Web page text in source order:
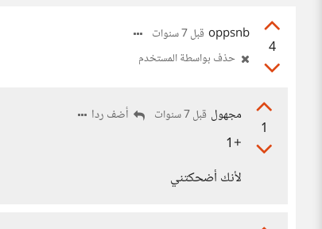
4
oppsnb قبل 7 سنوات
حذف بواسطة المستخدم
1
مجهول قبل 7 سنوات أضف ردا
+1
لأنك أضحكتني